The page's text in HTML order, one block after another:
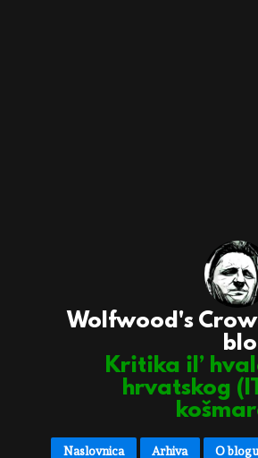
Wolfwood's
Kritika il’
hrvatskog
Naslovnica Arhiva O